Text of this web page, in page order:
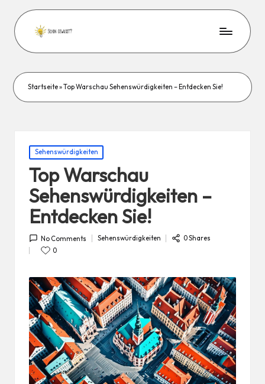
Startseite»Top Warschau Sehenswürdigkeiten – Entdecken Sie!
Posted
in
Sehenswürdigkeiten
Top Warschau
Sehenswürdigkeiten –
Entdecken Sie!
No Comments
Posted
Sehenswürdigkeiten
0 Shares
0